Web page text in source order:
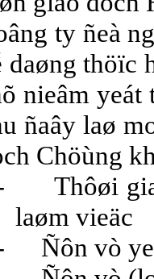
ty ñeà
daøng thöïc
nieâm
ñaây laø
Chöùng
Thôøi
laøm vieäc
Ñôn vò